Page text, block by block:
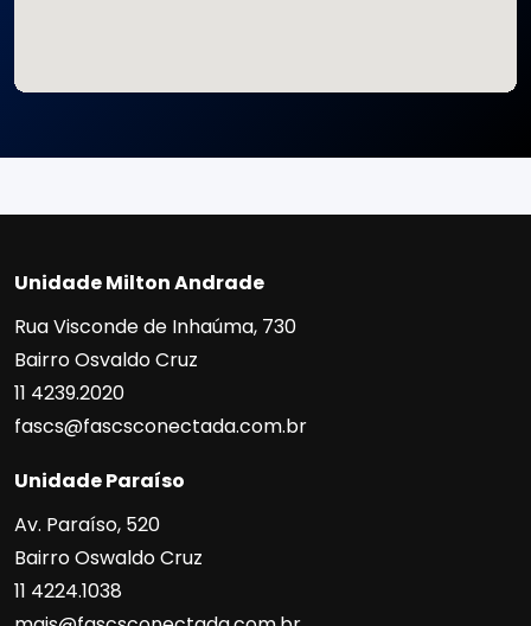
Unidade Milton Andrade
Rua Visconde de Inhaúma, 730
Bairro Osvaldo Cruz
11 4239.2020
fascs@fascsconectada.com.br
Unidade Paraíso
Av. Paraíso, 520
Bairro Oswaldo Cruz
11 4224.1038